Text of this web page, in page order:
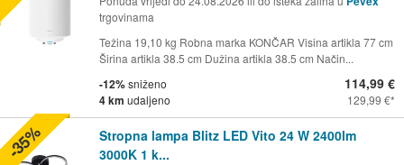
trgovinama
Težina 19,10 kg Robna marka KONČAR Visina artikla 77 cm
Širina artikla 38.5 cm Dužina artikla 38.5 cm Način...
-12%sniženo
4 km udaljeno
114,99 €
129,99 €
Stropna lampa Blitz LED Vito 24 W 2400lm
3000K 1 k...
-35%